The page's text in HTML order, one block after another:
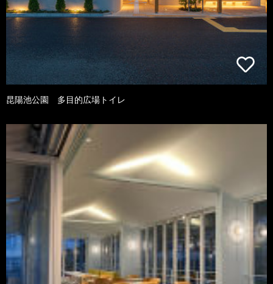
昆陽池公園 多目的広場トイレ